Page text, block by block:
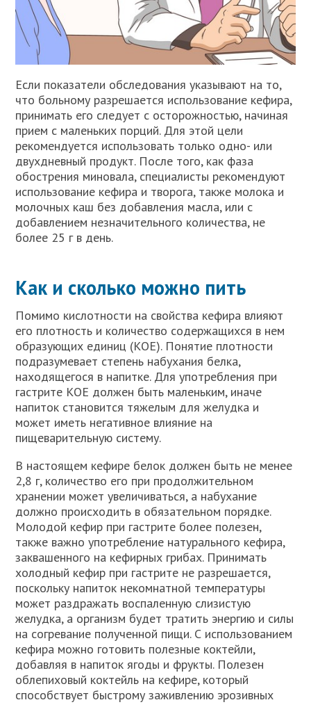
Если показатели обследования указывают на то,
что больному разрешается использование кефира,
принимать его следует с осторожностью, начиная
прием с маленьких порций. Для этой цели
рекомендуется использовать только одно- или
двухдневный продукт. После того, как фаза
обострения миновала, специалисты рекомендуют
использование кефира и творога, также молока и
молочных каш без добавления масла, или с
добавлением незначительного количества, не
более 25 г в день.
Как и сколько можно пить
Помимо кислотности на свойства кефира влияют
его плотность и количество содержащихся в нем
образующих единиц (КОЕ). Понятие плотности
подразумевает степень набухания белка,
находящегося в напитке. Для употребления при
гастрите КОЕ должен быть маленьким, иначе
напиток становится тяжелым для желудка и
может иметь негативное влияние на
пищеварительную систему.
В настоящем кефире белок должен быть не менее
2,8 г, количество его при продолжительном
хранении может увеличиваться, а набухание
должно происходить в обязательном порядке.
Молодой кефир при гастрите более полезен,
также важно употребление натурального кефира,
заквашенного на кефирных грибах. Принимать
холодный кефир при гастрите не разрешается,
поскольку напиток некомнатной температуры
может раздражать воспаленную слизистую
желудка, а организм будет тратить энергию и силы
на согревание полученной пищи. С использованием
кефира можно готовить полезные коктейли,
добавляя в напиток ягоды и фрукты. Полезен
облепиховый коктейль на кефире, который
способствует быстрому заживлению эрозивных